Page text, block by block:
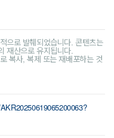
으로 발췌되었습니다. 콘텐츠는
재산으로 유지됩니다.
복사, 복제 또는 재배포하는 것